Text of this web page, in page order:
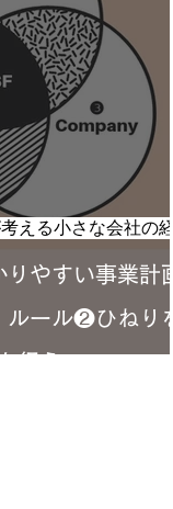
ラ
やすい事業計画
ール❷ひねりを